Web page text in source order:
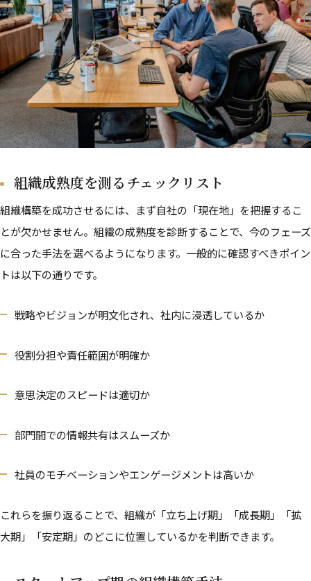
組織成熟度を測るチェックリスト
組織構築を成功させるには、まず自社の「現在地」を把握するこ
とが欠かせません。組織の成熟度を診断することで、今のフェーズ
に合った手法を選べるようになります。一般的に確認すべきポイン
トは以下の通りです。
戦略やビジョンが明文化され、社内に浸透しているか
役割分担や責任範囲が明確か
意思決定のスピードは適切か
部門間での情報共有はスムーズか
社員のモチベーションやエンゲージメントは高いか
これらを振り返ることで、組織が「立ち上げ期」「成長期」「拡
大期」「安定期」のどこに位置しているかを判断できます。